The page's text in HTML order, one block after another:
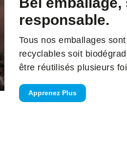
responsable.
Tous nos emballages
recyclables soit
être réutilisés plusieurs
Apprenez Plus